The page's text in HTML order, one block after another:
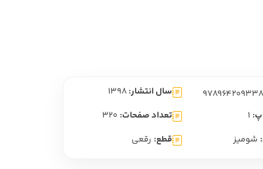
فارسی
متون کهن
سال انتشار: 1398
1 تعداد صفحات: 320
شومیز قطع: رقعی